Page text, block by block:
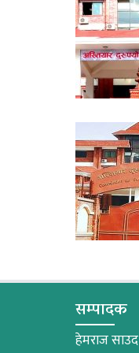
सम्पादक
हेमराज साउद